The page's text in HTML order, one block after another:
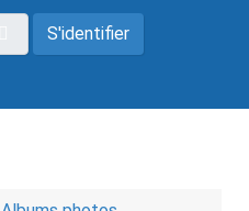
Afficher le mot de passe
S'identifier